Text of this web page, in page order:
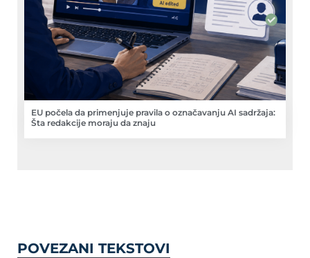
EU počela da primenjuje pravila o označavanju AI sadržaja:
Šta redakcije moraju da znaju
POVEZANI TEKSTOVI